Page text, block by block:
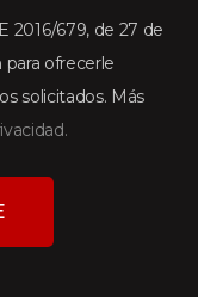
2016/679, de 27 de
para ofrecerle
solicitados. Más